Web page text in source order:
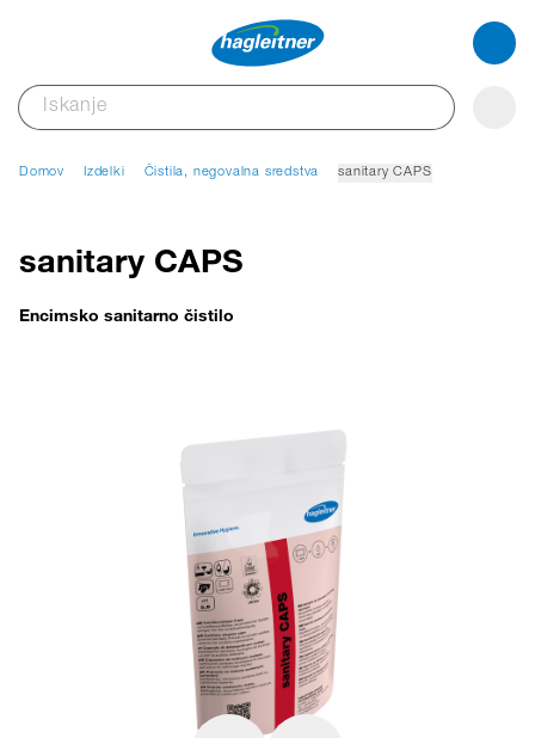
Domov Izdelki Čistila, negovalna sredstva sanitary CAPS
sanitary CAPS
Encimsko sanitarno čistilo